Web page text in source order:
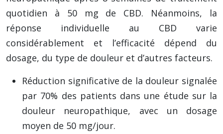
quotidien à 50 mg de CBD. Néanmoins, la
réponse individuelle au CBD varie
considérablement et l’efficacité dépend du
dosage, du type de douleur et d’autres facteurs.
Réduction significative de la douleur signalée
par 70% des patients dans une étude sur la
douleur neuropathique, avec un dosage
moyen de 50 mg/jour.